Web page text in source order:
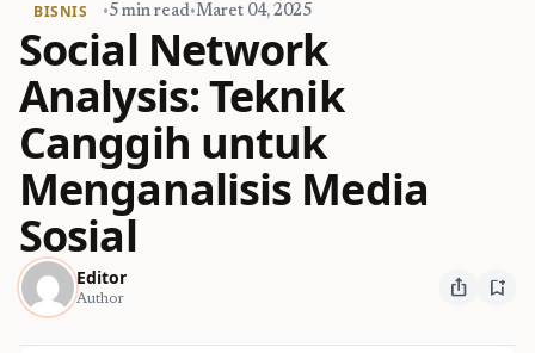
BISNIS •5 min read•Maret 04, 2025
Social Network
Analysis: Teknik
Canggih untuk
Menganalisis Media
Sosial
Editor
Author ios_share bookmark_add